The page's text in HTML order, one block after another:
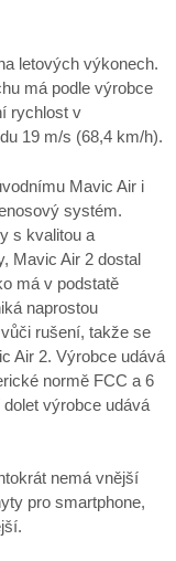
letových výkonech.
má podle výrobce
rychlost v
19 m/s (68,4 km/h).
Mavic Air i
systém.
s kvalitou a
Mavic Air 2 dostal
má v podstatě
naprostou
rušení, takže se
Air 2. Výrobce udává
normě FCC a 6
výrobce udává
nemá vnější
pro smartphone,